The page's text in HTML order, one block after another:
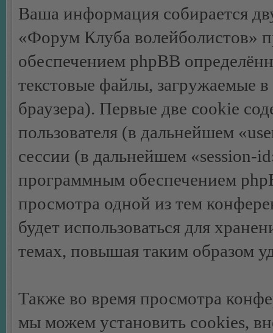
Ваша информация собирается
«Форум Клуба волейболистов»
обеспечением phpBB
текстовые файлы, загружаемые
браузера). Первые две cookie
пользователя (в дальнейшем
сессии (в дальнейшем «session-
программным обеспечением
просмотра одной из тем
будет использоваться для
темах, повышая таким образом
Также во время просмотра
мы можем установить cookies,